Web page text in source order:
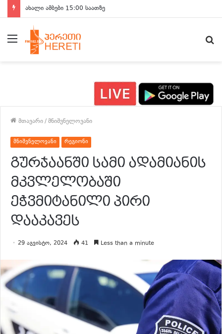
ახალი ამბები 15:00 საათზე
მენიუ
მთავარი/მნიშვნელოვანი
მნიშვნელოვანი რეგიონი
გურჯაანში სამი ადამიანის
მკვლელობაში
ეჭვმიტანილი პირი
დააკავეს
29 აგვისტო, 2024 41 Less than a minute